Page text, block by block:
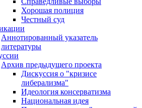
Хорошая полиция
Честный суд
Аннотированный указатель
литературы
Архив предыдущего проекта
Дискуссия о "кризисе
либерализма"
Идеология консерватизма
Национальная идея